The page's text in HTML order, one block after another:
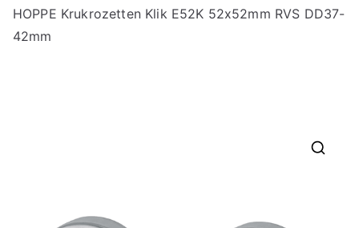
HOPPE Krukrozetten Klik E52K 52x52mm RVS DD37-
42mm